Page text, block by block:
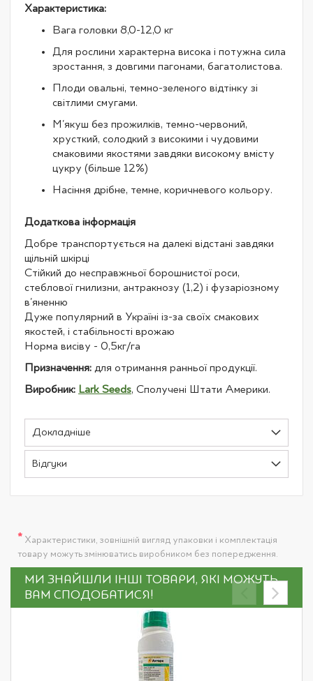
Характеристика:
Вага головки 8,0-12,0 кг
Для рослини характерна висока і потужна сила
зростання, з довгими пагонами, багатолистова.
Плоди овальні, темно-зеленого відтінку зі
світлими смугами.
М'якуш без прожилків, темно-червоний,
хрусткий, солодкий з високими і чудовими
смаковими якостями завдяки високому вмісту
цукру (більше 12%)
Насіння дрібне, темне, коричневого кольору.
Додаткова інформація
Добре транспортується на далекі відстані завдяки
щільній шкірці
Стійкий до несправжньої борошнистої роси,
стеблової гнилизни, антракнозу (1,2) і фузаріозному
в'яненню
Дуже популярний в Україні із-за своїх смакових
якостей, і стабільності врожаю
Норма висіву - 0,5кг/га
Призначення: для отримання ранньої продукції.
Виробник: Lark Seeds, Сполучені Штати Америки.
Докладніше
Відгуки
* Характеристики, зовнішній вигляд упаковки і комплектація
товару можуть змінюватись виробником без попередження.
МИ ЗНАЙШЛИ ІНШІ ТОВАРИ, ЯКІ МОЖУТЬ
ВАМ СПОДОБАТИСЯ!